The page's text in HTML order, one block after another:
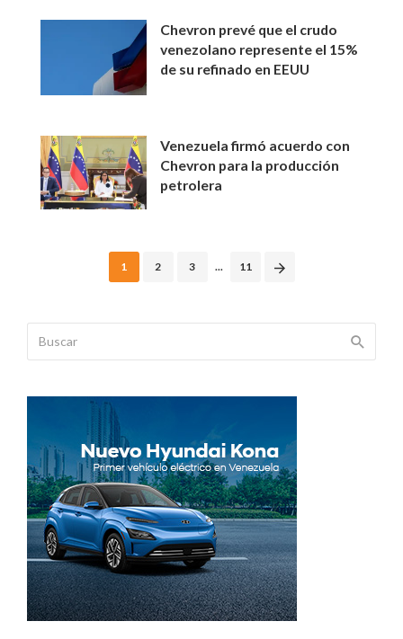
Chevron prevé que el crudo
venezolano represente el 15%
de su refinado en EEUU
Venezuela firmó acuerdo con
Chevron para la producción
petrolera
1 2 3 ... 11